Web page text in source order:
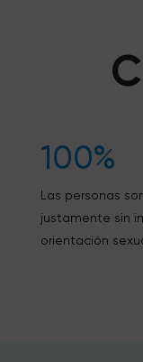
100%
Las personas
justamente sin
orientación